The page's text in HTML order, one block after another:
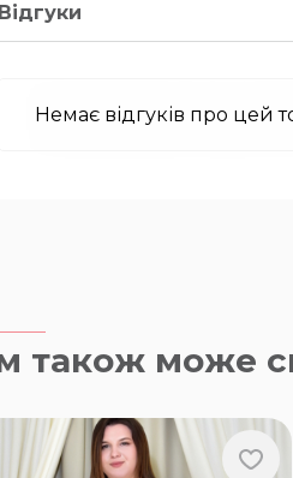
Відгуки
Немає відгуків про цей
також може